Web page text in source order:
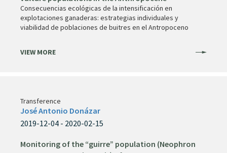
Consecuencias ecológicas de la intensificación en
explotaciones ganaderas: estrategias individuales y
viabilidad de poblaciones de buitres en el Antropoceno
VIEW MORE
Transference
José Antonio Donázar
2019-12-04 - 2020-02-15
Monitoring of the “guirre” population (Neophron